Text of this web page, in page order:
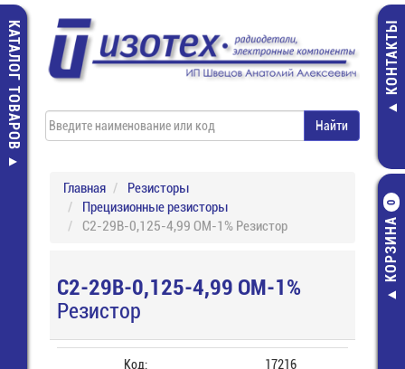
КАТАЛОГ ТОВАРОВ КОНТАКТЫ
КОРЗИНА
0
Главная
Резисторы
Прецизионные резисторы
С2-29В-0,125-4,99 ОМ-1% Резистор
С2-29В-0,125-4,99 ОМ-1%
Резистор
Код: 17216